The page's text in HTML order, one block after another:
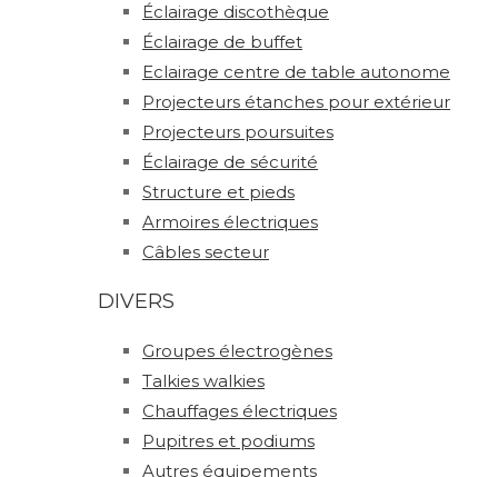
Éclairage discothèque
Éclairage de buffet
Eclairage centre de table autonome
Projecteurs étanches pour extérieur
Projecteurs poursuites
Éclairage de sécurité
Structure et pieds
Armoires électriques
Câbles secteur
DIVERS
Groupes électrogènes
Talkies walkies
Chauffages électriques
Pupitres et podiums
Autres équipements